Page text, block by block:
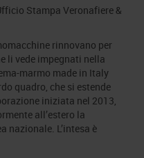
Stampa Veronafiere &
rinnovano per
li vede impegnati nella
marmo made in Italy
quadro, che si estende
iniziata nel 2013,
all’estero la
nazionale. L’intesa è